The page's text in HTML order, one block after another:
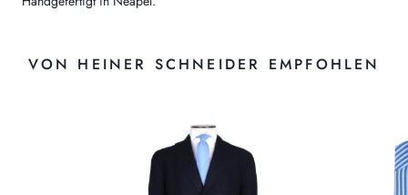
VON HEINER SCHNEIDER EMPFOHLEN